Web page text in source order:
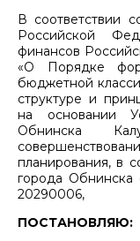
В соответствии
Российской
финансов
«О Порядке
бюджетной
структуре и
на основании
Обнинска
планирования, в
города Обнинска
20290006,
ПОСТАНОВЛЯЮ: